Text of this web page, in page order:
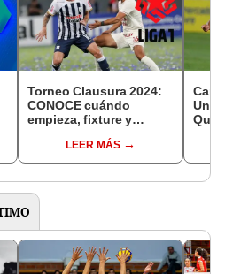
Torneo Clausura 2024:
CONOCE cuándo
empieza, fixture y
LEER MÁS